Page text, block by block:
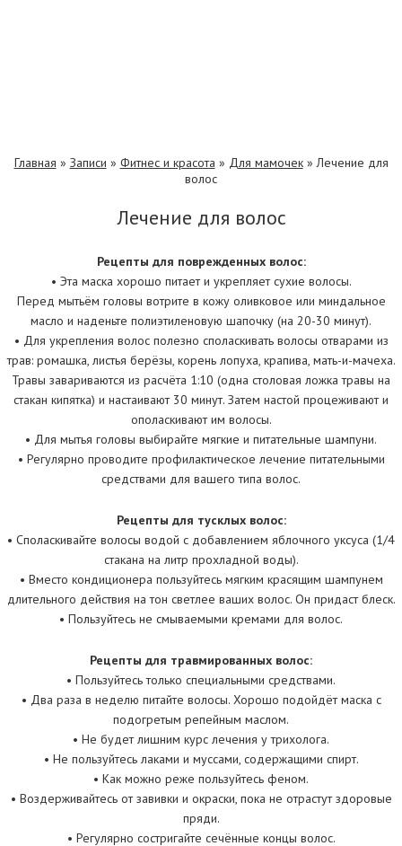
Главная » Записи » Фитнес и красота » Для мамочек»Лечение для
волос
Лечение для волос
Рецепты для поврежденных волос:
• Эта маска хорошо питает и укрепляет сухие волосы.
Перед мытьём головы вотрите в кожу оливковое или миндальное
масло и наденьте полиэтиленовую шапочку (на 20-30 минут).
• Для укрепления волос полезно споласкивать волосы отварами из
трав: ромашка, листья берёзы, корень лопуха, крапива, мать-и-мачеха.
Травы завариваются из расчёта 1:10 (одна столовая ложка травы на
стакан кипятка) и настаивают 30 минут. Затем настой процеживают и
ополаскивают им волосы.
• Для мытья головы выбирайте мягкие и питательные шампуни.
• Регулярно проводите профилактическое лечение питательными
средствами для вашего типа волос.
Рецепты для тусклых волос:
• Споласкивайте волосы водой с добавлением яблочного уксуса (1/4
стакана на литр прохладной воды).
• Вместо кондиционера пользуйтесь мягким красящим шампунем
длительного действия на тон светлее ваших волос. Он придаст блеск.
• Пользуйтесь не смываемыми кремами для волос.
Рецепты для травмированных волос:
• Пользуйтесь только специальными средствами.
• Два раза в неделю питайте волосы. Хорошо подойдёт маска с
подогретым репейным маслом.
• Не будет лишним курс лечения у трихолога.
• Не пользуйтесь лаками и муссами, содержащими спирт.
• Как можно реже пользуйтесь феном.
• Воздерживайтесь от завивки и окраски, пока не отрастут здоровые
пряди.
• Регулярно состригайте сечённые концы волос.